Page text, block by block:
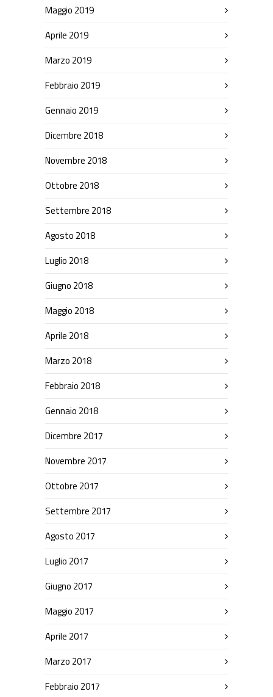
Maggio 2019
Aprile 2019
Marzo 2019
Febbraio 2019
Gennaio 2019
Dicembre 2018
Novembre 2018
Ottobre 2018
Settembre 2018
Agosto 2018
Luglio 2018
Giugno 2018
Maggio 2018
Aprile 2018
Marzo 2018
Febbraio 2018
Gennaio 2018
Dicembre 2017
Novembre 2017
Ottobre 2017
Settembre 2017
Agosto 2017
Luglio 2017
Giugno 2017
Maggio 2017
Aprile 2017
Marzo 2017
Febbraio 2017